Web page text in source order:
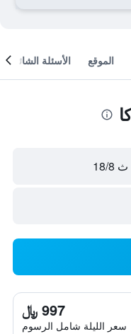
الموقع الأسئلة الشائعة
ث 18/8
997 ﷼
سعر الليلة شامل الرسوم